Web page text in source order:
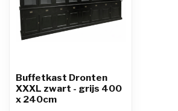
Buffetkast Dronten
XXXL zwart - grijs 400
x 240cm